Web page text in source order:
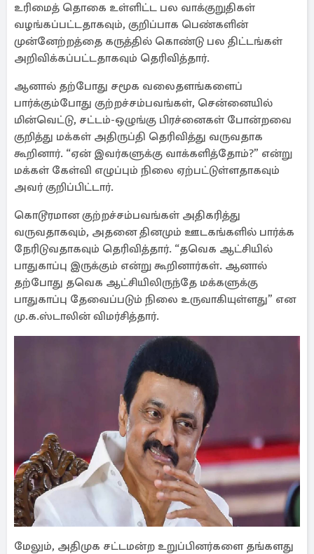
உரிமைத் தொகை உள்ளிட்ட பல வாக்குறுதிகள்
வழங்கப்பட்டதாகவும், குறிப்பாக பெண்களின்
முன்னேற்றத்தை கருத்தில் கொண்டு பல திட்டங்கள்
அறிவிக்கப்பட்டதாகவும் தெரிவித்தார்.
ஆனால் தற்போது சமூக வலைதளங்களைப்
பார்க்கும்போது குற்றச்சம்பவங்கள், சென்னையில்
மின்வெட்டு, சட்டம்-ஒழுங்கு பிரச்னைகள் போன்றவை
குறித்து மக்கள் அதிருப்தி தெரிவித்து வருவதாக
கூறினார். “ஏன் இவர்களுக்கு வாக்களித்தோம்?” என்று
மக்கள் கேள்வி எழுப்பும் நிலை ஏற்பட்டுள்ளதாகவும்
அவர் குறிப்பிட்டார்.
கொடூரமான குற்றச்சம்பவங்கள் அதிகரித்து
வருவதாகவும், அதனை தினமும் ஊடகங்களில் பார்க்க
நேரிடுவதாகவும் தெரிவித்தார். “தவெக ஆட்சியில்
பாதுகாப்பு இருக்கும் என்று கூறினார்கள். ஆனால்
தற்போது தவெக ஆட்சியிலிருந்தே மக்களுக்கு
பாதுகாப்பு தேவைப்படும் நிலை உருவாகியுள்ளது” என
மு.க.ஸ்டாலின் விமர்சித்தார்.
மேலும், அதிமுக சட்டமன்ற உறுப்பினர்களை தங்களது